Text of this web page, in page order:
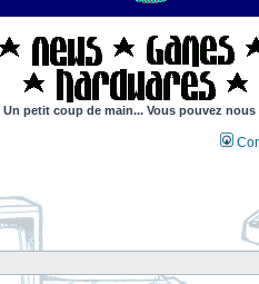
Un petit coup de main... Vous pouvez